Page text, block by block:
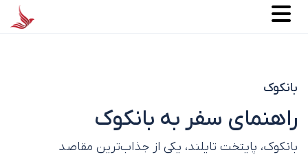
بانکوک
راهنمای سفر به بانکوک
بانکوک، پایتخت تایلند، یکی از جذاب‌ترین مقاصد